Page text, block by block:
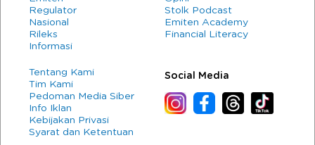
Regulator
Nasional
Rileks
Informasi
Stolk Podcast
Emiten Academy
Financial Literacy
Tentang Kami
Tim Kami
Pedoman Media Siber
Info Iklan
Kebijakan Privasi
Syarat dan Ketentuan
Social Media